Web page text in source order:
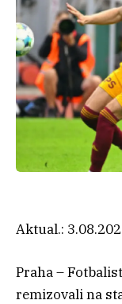
Aktual.:
Praha –
remizovali na